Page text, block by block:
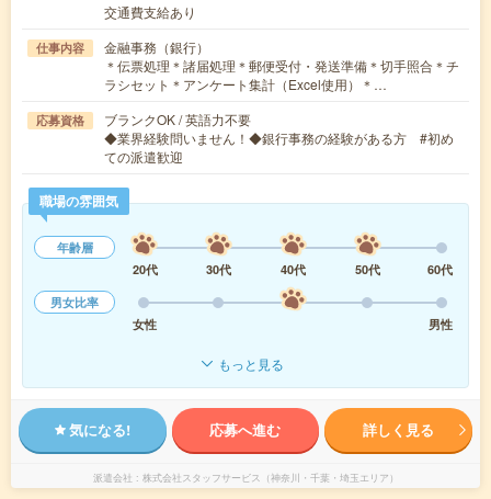
交通費支給あり
仕事内容
金融事務（銀行）
＊伝票処理＊諸届処理＊郵便受付・発送準備＊切手照合＊チ
ラシセット＊アンケート集計（Excel使用）＊…
応募資格
ブランクOK / 英語力不要
◆業界経験問いません！◆銀行事務の経験がある方 #初め
ての派遣歓迎
職場の雰囲気
年齢層
20代
30代 40代 50代
60代
男女比率
女性
男性
もっと見る
気になる! 応募へ進む 詳しく見る
派遣会社 株式会社スタッフサービス（神奈川・千葉・埼玉エリア）